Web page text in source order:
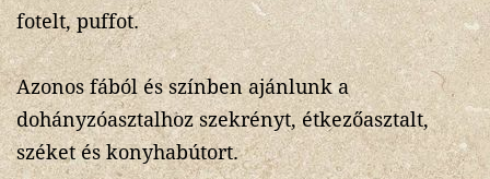
fotelt, puffot.
Azonos fából és színben ajánlunk a
dohányzóasztalhoz szekrényt, étkezőasztalt,
széket és konyhabútort.